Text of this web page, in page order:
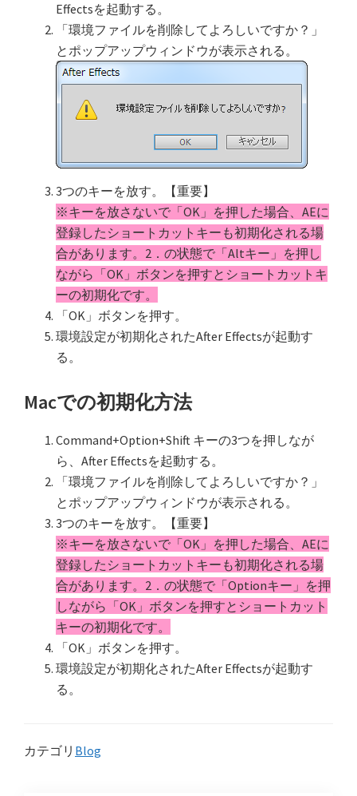
Effectsを起動する。
「環境ファイルを削除してよろしいですか？」
とポップアップウィンドウが表示される。
3つのキーを放す。【重要】
※キーを放さないで「OK」を押した場合、AEに
登録したショートカットキーも初期化される場
合があります。2．の状態で「Altキー」を押し
ながら「OK」ボタンを押すとショートカットキ
ーの初期化です。
「OK」ボタンを押す。
環境設定が初期化されたAfter Effectsが起動す
る。
Macでの初期化方法
Command+Option+Shift キーの3つを押しなが
ら、After Effectsを起動する。
「環境ファイルを削除してよろしいですか？」
とポップアップウィンドウが表示される。
3つのキーを放す。【重要】
※キーを放さないで「OK」を押した場合、AEに
登録したショートカットキーも初期化される場
合があります。2．の状態で「Optionキー」を押
しながら「OK」ボタンを押すとショートカット
キーの初期化です。
「OK」ボタンを押す。
環境設定が初期化されたAfter Effectsが起動す
る。
カテゴリ Blog